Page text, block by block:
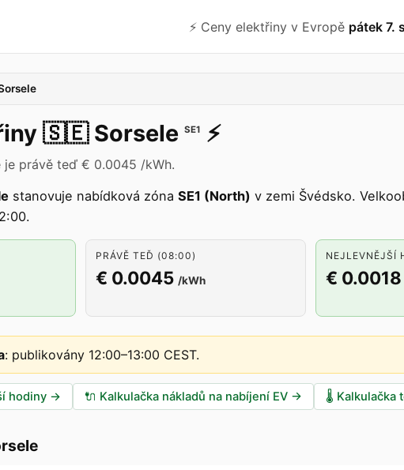
⚡️ Ceny elektřiny v Evropě pátek 7.
🇸🇪 Sorsele SE1 ⚡️
je právě teď € 0.0045 /kWh.
stanovuje nabídková zóna SE1 (North) v zemi Švédsko.
PRÁVĚ TEĎ (08:00)
€ 0.0045 /kWh
NEJLEVNĚJŠÍ
€ 0.0018
: publikovány 12:00–13:00 CEST.
hodiny → 🔌 Kalkulačka nákladů na nabíjení EV → 🌡️ Kalkulačka